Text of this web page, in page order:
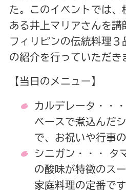
た。このイベントでは、
ある井上マリアさんを講
フィリピンの伝統料理
の紹介を行っていただき
【当日のメニュー】
カルデレータ・・
ベースで煮込んだ
で、お祝いや行事
シニガン・・・ タ
の酸味が特徴のス
家庭料理の定番です